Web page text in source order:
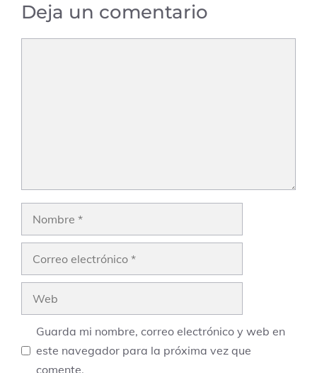
Deja un comentario
Guarda mi nombre, correo electrónico y web en
este navegador para la próxima vez que
comente.